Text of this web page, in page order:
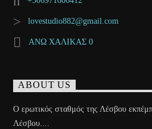
lovestudio882@gmail.com
ΑΝΩ ΧΑΛΙΚΑΣ 0
ABOUT US
Ο ερωτικός σταθμός της Λέσβου
Λέσβου....